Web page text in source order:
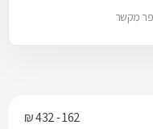
מקשר
162 - 432 ₪